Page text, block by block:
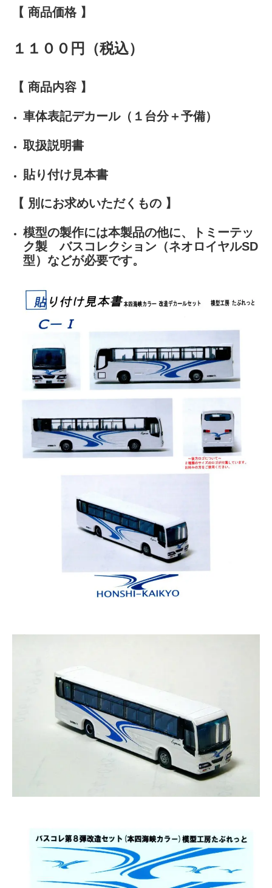
【 商品価格 】
１１００円（税込）
【 商品内容 】
車体表記デカール（１台分＋予備）
取扱説明書
貼り付け見本書
【 別にお求めいただくもの 】
模型の製作には本製品の他に、トミーテッ
ク製 バスコレクション（ネオロイヤルSD
型）などが必要です。